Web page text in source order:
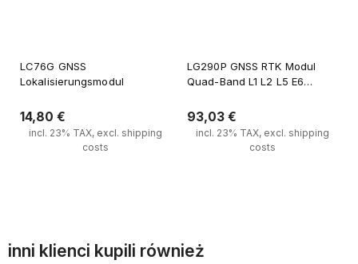
LC76G GNSS
Lokalisierungsmodul
14,80 €
incl. 23% TAX, excl. shipping
costs
LG290P GNSS RTK Modul
Quad-Band L1 L2 L5 E6
93,03 €
incl. 23% TAX, excl. shipping
costs
inni klienci kupili również